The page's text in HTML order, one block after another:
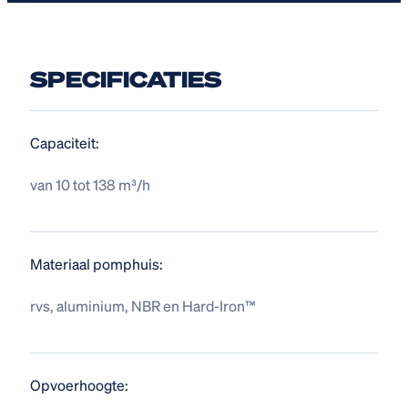
SPECIFICATIES
Capaciteit:
van 10 tot 138 m³/h
Materiaal pomphuis:
rvs, aluminium, NBR en Hard-Iron™
Opvoerhoogte: